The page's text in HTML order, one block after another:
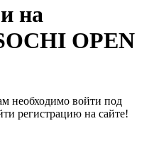
на
OPEN
необходимо войти под
регистрацию на сайте!